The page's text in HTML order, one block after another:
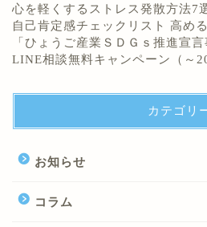
心を軽くするストレス発散方法7
自己肯定感チェックリスト 高め
「ひょうご産業ＳＤＧｓ推進宣
LINE相談無料キャンペーン（～
カテゴリ
お知らせ
コラム